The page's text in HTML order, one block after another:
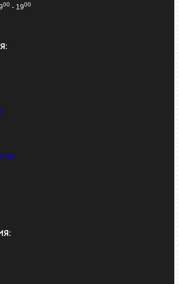
00 - 1900